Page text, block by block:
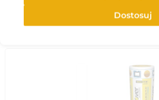
Dostosuj